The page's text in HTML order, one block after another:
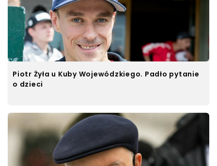
Piotr Żyła u Kuby Wojewódzkiego. Padło pytanie
o dzieci